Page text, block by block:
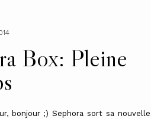
Box: Pleine
bonjour ;) Sephora sort sa nouvelle